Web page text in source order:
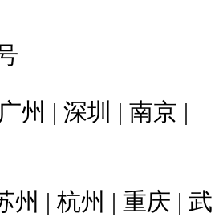
州 | 深圳 | 南京 |
州 | 杭州 | 重庆 | 武